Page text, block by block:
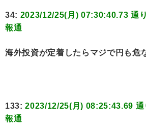
34: 2023/12/25(月) 07:30:40.73 通
報通
海外投資が定着したらマジで円も危
133:2023/12/25(月) 08:25:43.69 通
報通